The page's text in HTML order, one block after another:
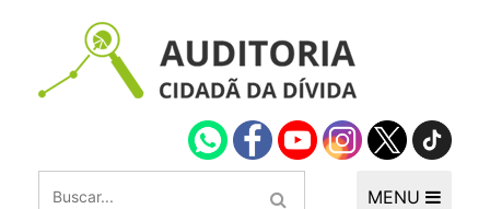
MENU